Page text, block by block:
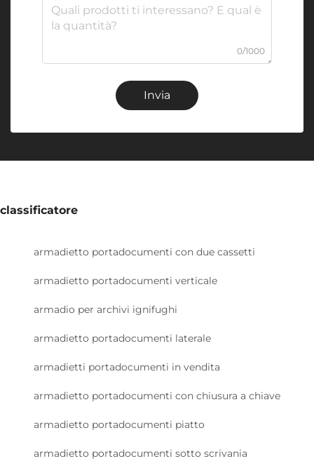
0/1000
Invia
classificatore
armadietto portadocumenti con due cassetti
armadietto portadocumenti verticale
armadio per archivi ignifughi
armadietto portadocumenti laterale
armadietti portadocumenti in vendita
armadietto portadocumenti con chiusura a chiave
armadietto portadocumenti piatto
armadietto portadocumenti sotto scrivania